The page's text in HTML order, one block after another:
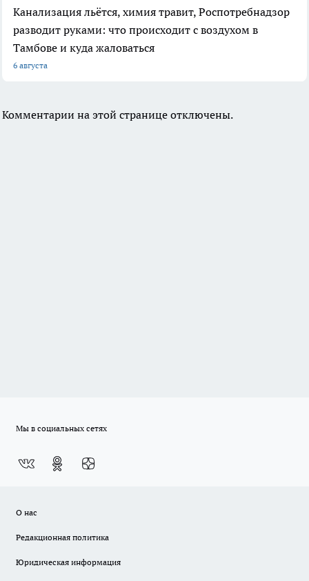
Канализация льётся, химия травит, Роспотребнадзор
разводит руками: что происходит с воздухом в
Тамбове и куда жаловаться
6 августа
Комментарии на этой странице отключены.
Мы в социальных сетях
О нас
Редакционная политика
Юридическая информация